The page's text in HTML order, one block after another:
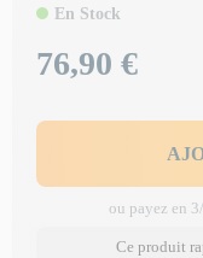
En Stock
Prix
76,90 €
ou payez en
Ce produit